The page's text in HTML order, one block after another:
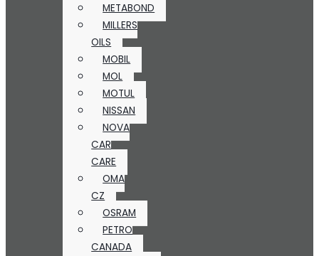
METABOND
MILLERS
OILS
MOBIL
MOL
MOTUL
NISSAN
NOVA
CAR
CARE
OMA
CZ
OSRAM
PETRO
CANADA